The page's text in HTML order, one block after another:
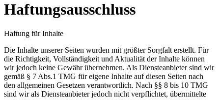
Haftungsausschluss
Haftung für Inhalte
Die Inhalte unserer Seiten wurden mit größter Sorgfalt erstellt. Für
die Richtigkeit, Vollständigkeit und Aktualität der Inhalte können
wir jedoch keine Gewähr übernehmen. Als Diensteanbieter sind wir
gemäß § 7 Abs.1 TMG für eigene Inhalte auf diesen Seiten nach
den allgemeinen Gesetzen verantwortlich. Nach §§ 8 bis 10 TMG
sind wir als Diensteanbieter jedoch nicht verpflichtet, übermittelte